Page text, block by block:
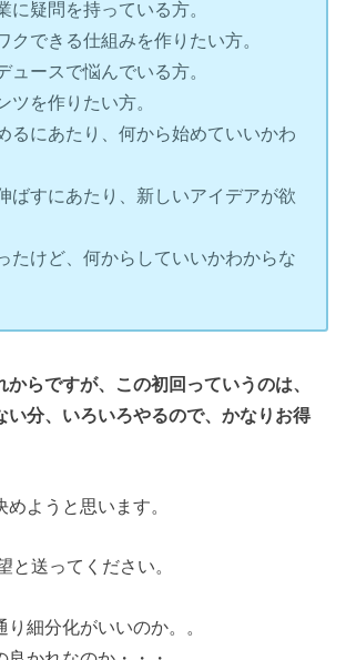
に疑問を持っている方。
クできる仕組みを作りたい方。
ュースで悩んでいる方。
ツを作りたい方。
るにあたり、何から始めていいかわ
ばすにあたり、新しいアイデアが欲
たけど、何からしていいかわからな
らですが、この初回っていうのは、
い分、いろいろやるので、かなりお得
ようと思います。
と送ってください。
細分化がいいのか。。